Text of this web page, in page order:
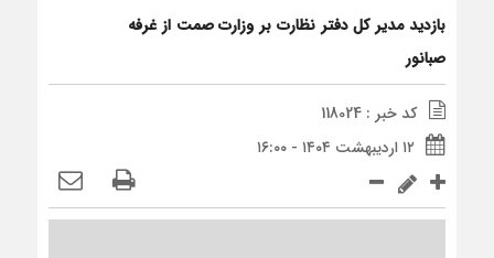
بازدید مدیر کل دفتر نظارت بر وزارت صمت از غرفه
صبانور
کد خبر : 118024
۱۲ اردیبهشت ۱۴۰۴ - ۱۶:۰۰